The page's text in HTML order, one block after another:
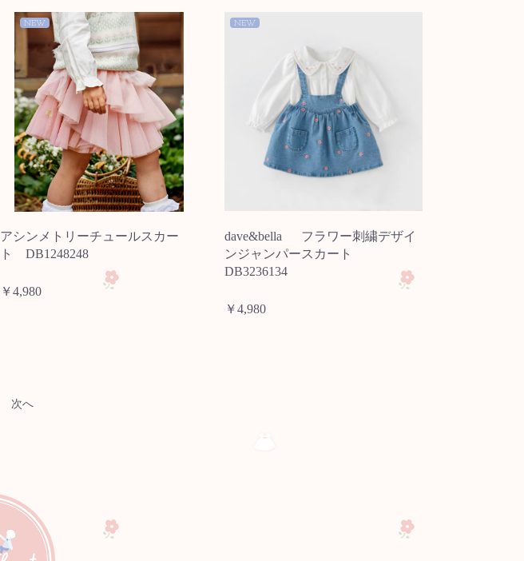
NEW
アシンメトリーチュールスカー
ト DB1248248
￥4,980
NEW
dave&bella フラワー刺繍デザイ
ンジャンパースカート
DB3236134
￥4,980
次へ